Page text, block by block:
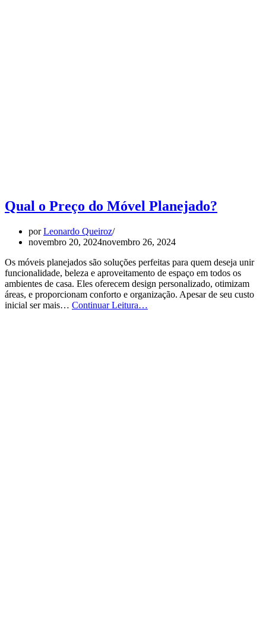
Qual o Preço do Móvel Planejado?
porLeonardo Queiroz
novembro 20, 2024novembro 26, 2024
Os móveis planejados são soluções perfeitas para quem deseja unir
funcionalidade, beleza e aproveitamento de espaço em todos os
ambientes de casa. Eles oferecem design personalizado, otimizam
áreas, e proporcionam conforto e organização. Apesar de seu custo
inicial ser mais… Continuar Leitura…